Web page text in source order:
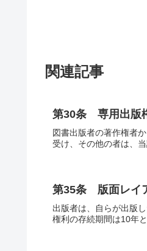
関連記事
第30条 専用出版
図書出版者の著作権者
受け、その他の者は、
第35条 版面レイ
出版者は、自らが出版
権利の存続期間は10年